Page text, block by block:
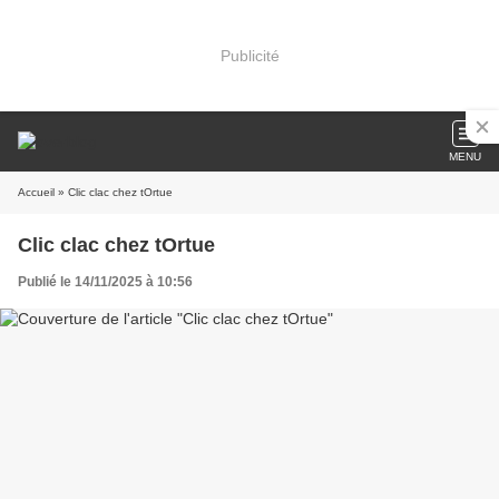
Publicité
MENU
Accueil » Clic clac chez tOrtue
Clic clac chez tOrtue
Publié le 14/11/2025 à 10:56